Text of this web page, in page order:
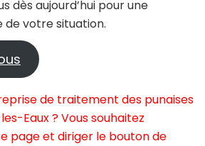
dès aujourd’hui pour une
votre situation.
de traitement des punaises
Eaux ? Vous souhaitez
page et diriger le bouton de